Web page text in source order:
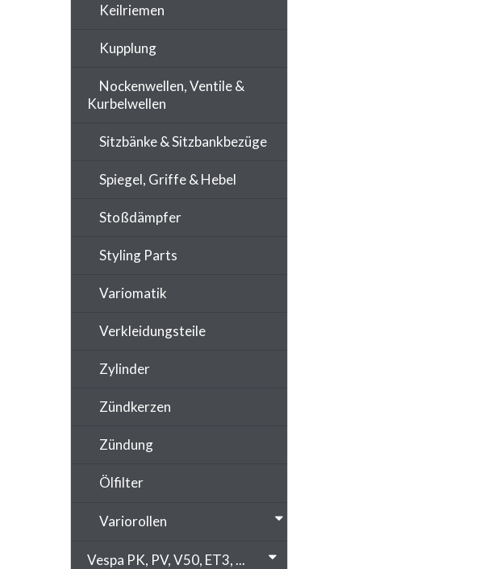
Keilriemen
Kupplung
Nockenwellen, Ventile &
Kurbelwellen
Sitzbänke & Sitzbankbezüge
Spiegel, Griffe & Hebel
Stoßdämpfer
Styling Parts
Variomatik
Verkleidungsteile
Zylinder
Zündkerzen
Zündung
Ölfilter
Variorollen
Vespa PK, PV, V50, ET3, ...